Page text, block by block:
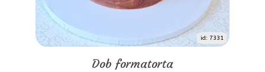
id: 7331
Dob formatorta